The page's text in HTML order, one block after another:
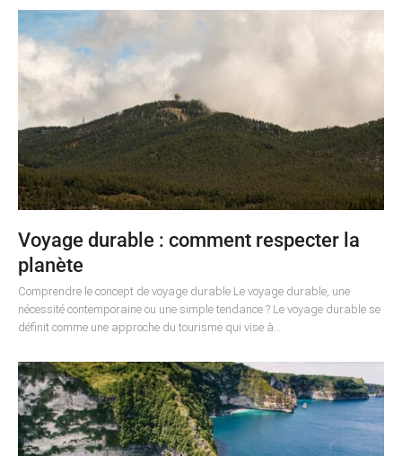
Voyage durable : comment respecter la
planète
Comprendre le concept de voyage durable Le voyage durable, une
nécessité contemporaine ou une simple tendance ? Le voyage durable se
définit comme une approche du tourisme qui vise à…